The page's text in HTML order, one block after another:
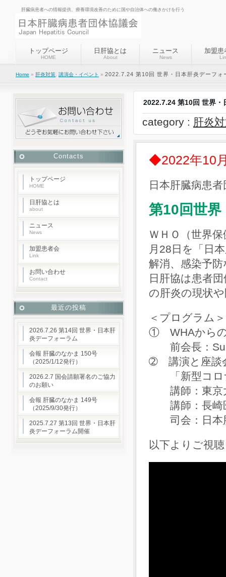
肝臓病患者への情報提供、療養環境改善のために国や自治体への働きかけを行う
トップページ
HOME
日肝協とは
About
ニュース
News
加盟患
Home » 肝炎対策 講演会・イベント » 2022.7.24 第10回 世界・日本肝炎デーフォ
2022.7.24 第10回 世界・
category : 肝炎
◆2022年10
日本肝臓病患
第10回世
ＷＨＯ（世界
月28日を「日
解消、感染予
日肝協は患者
の肝炎の現状
＜プログラム＞
① WHAから
前会長：Su
➁ 講演と座談
「新型コロ
講師：東京大
講師：長崎
司会：日本肝
以下よりご視
Contacts
トップページ
HOME
日肝協とは
about
ニュース
News
加盟患者会
Link
お問い合わせ
Contact
最近の投稿
2026.7.26 第14回 世界・日本肝
炎デーフォーラム
会報 肝臓のなかま 150号
（2025/1/12発行）
2026.2.7 国会請願署名のご協力
のお願い
会報 肝臓のなかま 149号
（2025/9/30発行）
2025.7.27 第13回 世界・日本肝
炎デーフォーラム開催